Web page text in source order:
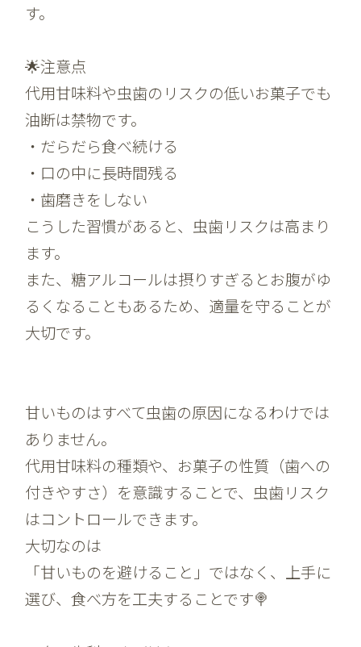
す。
🌟注意点
代用甘味料や虫歯のリスクの低いお菓子でも
油断は禁物です。
・だらだら食べ続ける
・口の中に長時間残る
・歯磨きをしない
こうした習慣があると、虫歯リスクは高まり
ます。
また、糖アルコールは摂りすぎるとお腹がゆ
るくなることもあるため、適量を守ることが
大切です。
甘いものはすべて虫歯の原因になるわけでは
ありません。
代用甘味料の種類や、お菓子の性質（歯への
付きやすさ）を意識することで、虫歯リスク
はコントロールできます。
大切なのは
「甘いものを避けること」ではなく、
上手に
選び、食べ方を工夫することです🍭